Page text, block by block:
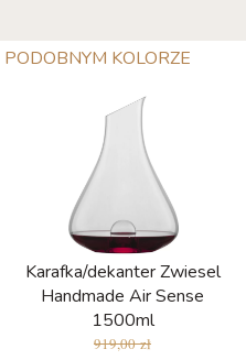
KOLORZE
Karafka/dekanter Zwiesel
Handmade Air Sense
1500ml
919,00 zł